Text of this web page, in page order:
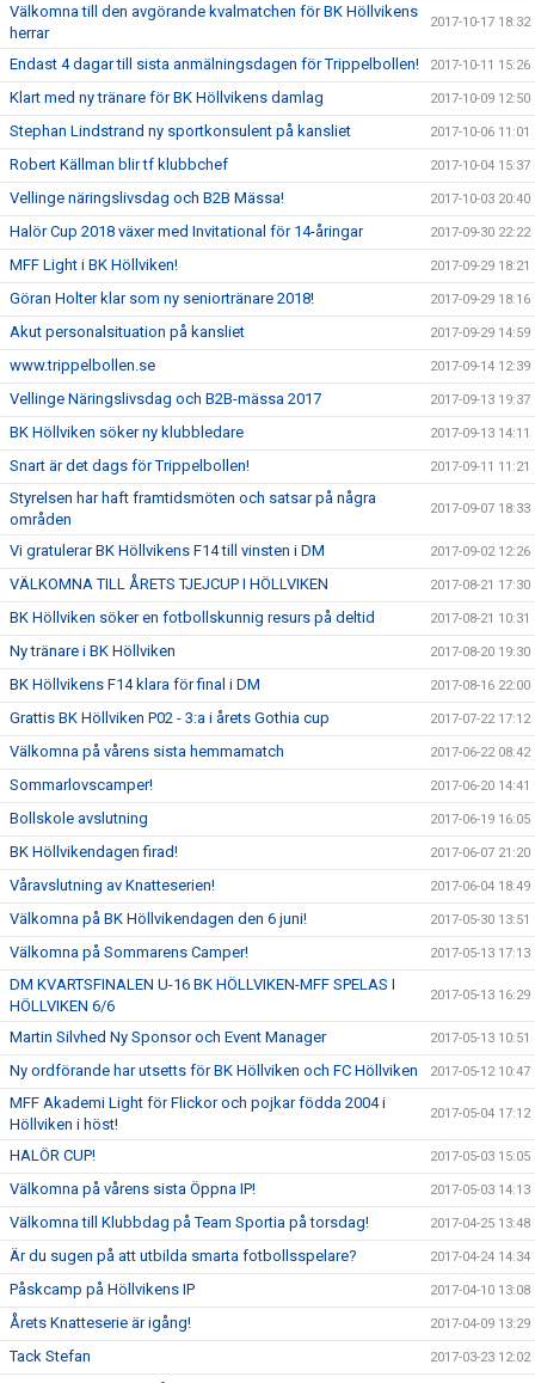
Välkomna till den avgörande kvalmatchen för BK Höllvikens
herrar
2017-10-17 18:32
Endast 4 dagar till sista anmälningsdagen för Trippelbollen! 2017-10-11 15:26
Klart med ny tränare för BK Höllvikens damlag 2017-10-09 12:50
Stephan Lindstrand ny sportkonsulent på kansliet 2017-10-06 11:01
Robert Källman blir tf klubbchef 2017-10-04 15:37
Vellinge näringslivsdag och B2B Mässa! 2017-10-03 20:40
Halör Cup 2018 växer med Invitational för 14-åringar 2017-09-30 22:22
MFF Light i BK Höllviken! 2017-09-29 18:21
Göran Holter klar som ny seniortränare 2018! 2017-09-29 18:16
Akut personalsituation på kansliet 2017-09-29 14:59
www.trippelbollen.se 2017-09-14 12:39
Vellinge Näringslivsdag och B2B-mässa 2017 2017-09-13 19:37
BK Höllviken söker ny klubbledare 2017-09-13 14:11
Snart är det dags för Trippelbollen! 2017-09-11 11:21
Styrelsen har haft framtidsmöten och satsar på några
områden
2017-09-07 18:33
Vi gratulerar BK Höllvikens F14 till vinsten i DM 2017-09-02 12:26
VÄLKOMNA TILL ÅRETS TJEJCUP I HÖLLVIKEN 2017-08-21 17:30
BK Höllviken söker en fotbollskunnig resurs på deltid 2017-08-21 10:31
Ny tränare i BK Höllviken 2017-08-20 19:30
BK Höllvikens F14 klara för final i DM 2017-08-16 22:00
Grattis BK Höllviken P02 - 3:a i årets Gothia cup 2017-07-22 17:12
Välkomna på vårens sista hemmamatch 2017-06-22 08:42
Sommarlovscamper! 2017-06-20 14:41
Bollskole avslutning 2017-06-19 16:05
BK Höllvikendagen firad! 2017-06-07 21:20
Våravslutning av Knatteserien! 2017-06-04 18:49
Välkomna på BK Höllvikendagen den 6 juni! 2017-05-30 13:51
Välkomna på Sommarens Camper! 2017-05-13 17:13
DM KVARTSFINALEN U-16 BK HÖLLVIKEN-MFF SPELAS I
HÖLLVIKEN 6/6
2017-05-13 16:29
Martin Silvhed Ny Sponsor och Event Manager 2017-05-13 10:51
Ny ordförande har utsetts för BK Höllviken och FC Höllviken 2017-05-12 10:47
MFF Akademi Light för Flickor och pojkar födda 2004 i
Höllviken i höst!
2017-05-04 17:12
HALÖR CUP! 2017-05-03 15:05
Välkomna på vårens sista Öppna IP! 2017-05-03 14:13
Välkomna till Klubbdag på Team Sportia på torsdag! 2017-04-25 13:48
Är du sugen på att utbilda smarta fotbollsspelare? 2017-04-24 14:34
Påskcamp på Höllvikens IP 2017-04-10 13:08
Årets Knatteserie är igång! 2017-04-09 13:29
Tack Stefan 2017-03-23 12:02